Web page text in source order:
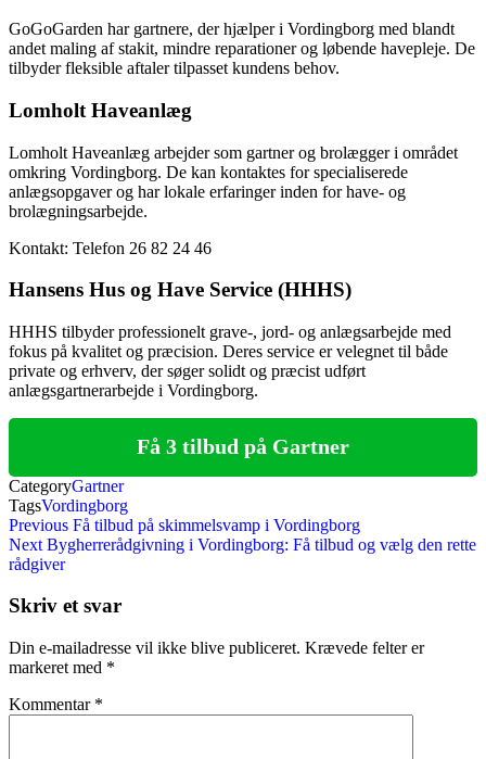
GoGoGarden har gartnere, der hjælper i Vordingborg med blandt
andet maling af stakit, mindre reparationer og løbende havepleje. De
tilbyder fleksible aftaler tilpasset kundens behov.
Lomholt Haveanlæg
Lomholt Haveanlæg arbejder som gartner og brolægger i området
omkring Vordingborg. De kan kontaktes for specialiserede
anlægsopgaver og har lokale erfaringer inden for have- og
brolægningsarbejde.
Kontakt: Telefon 26 82 24 46
Hansens Hus og Have Service (HHHS)
HHHS tilbyder professionelt grave-, jord- og anlægsarbejde med
fokus på kvalitet og præcision. Deres service er velegnet til både
private og erhverv, der søger solidt og præcist udført
anlægsgartnerarbejde i Vordingborg.
Få 3 tilbud på Gartner
CategoryGartner
TagsVordingborg
Indlægsnavigation
Previous
Post
Previous Få tilbud på skimmelsvamp i Vordingborg
Next
Post
Next Bygherrerådgivning i Vordingborg: Få tilbud og vælg den rette
rådgiver
Skriv et svar
Din e-mailadresse vil ikke blive publiceret. Krævede felter er
markeret med *
Kommentar *